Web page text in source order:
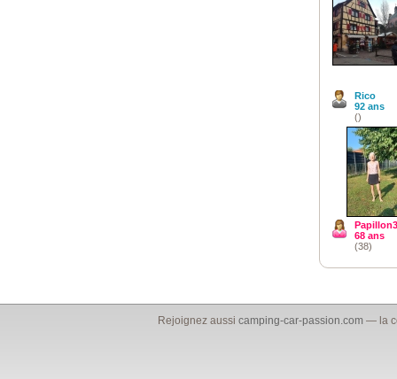
Rico
92 ans
()
68 ans
(38)
Rejoignez aussicamping-car-passion.com — la